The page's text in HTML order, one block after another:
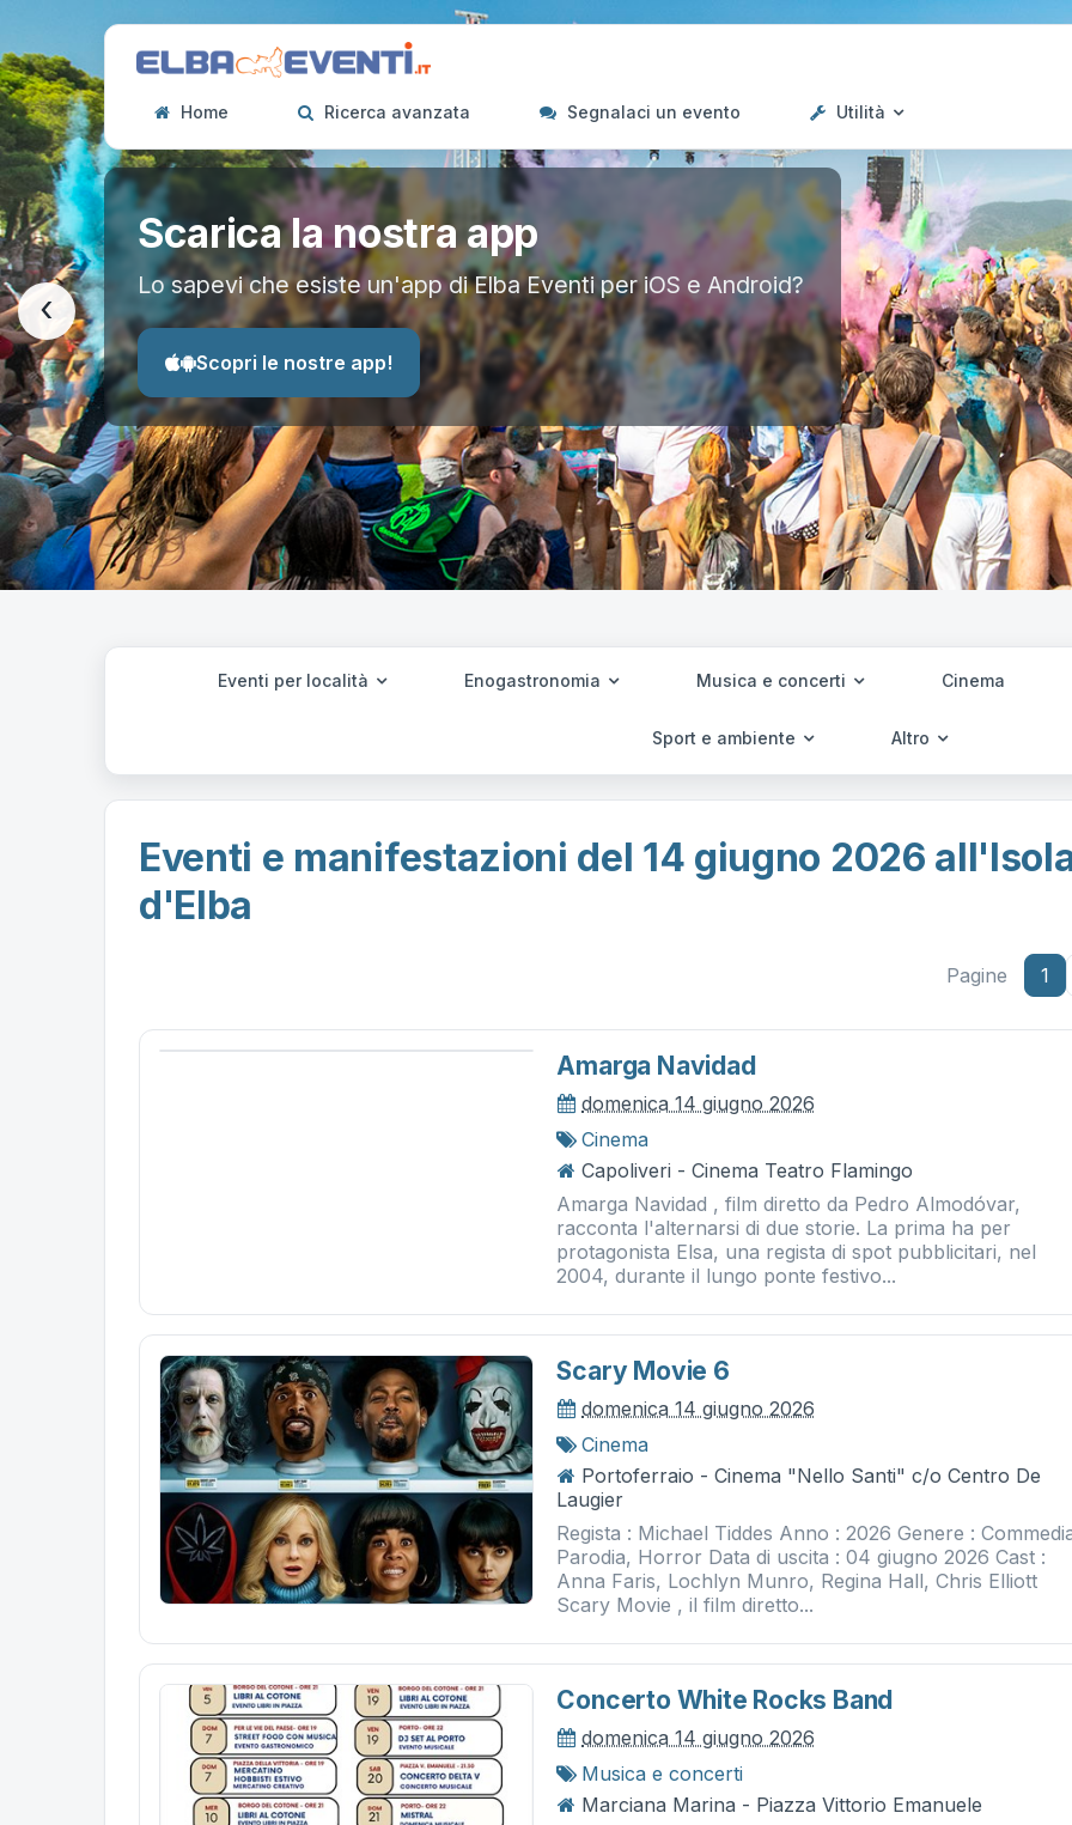
Home Ricerca avanzata Segnalaci un evento Utilità
Scarica la nostra app
Lo sapevi che esiste un'app di Elba Eventi per iOS e Android?
Scopri le nostre app!
‹
Eventi per località Enogastronomia Musica e concerti Cinema
Sport e ambiente Altro
Eventi e manifestazioni del 14 giugno 2026
d'Elba
Pagine 1
Amarga Navidad
domenica 14 giugno 2026
Cinema
Capoliveri - Cinema Teatro Flamingo
Amarga Navidad , film diretto da Pedro Almodóvar,
racconta l'alternarsi di due storie. La prima ha per
protagonista Elsa, una regista di spot pubblicitari, nel
2004, durante il lungo ponte festivo...
Scary Movie 6
domenica 14 giugno 2026
Cinema
Portoferraio - Cinema "Nello Santi" c/o Centro De
Laugier
Regista : Michael Tiddes Anno : 2026 Genere :
Parodia, Horror Data di uscita : 04 giugno 2026 Cast :
Anna Faris, Lochlyn Munro, Regina Hall, Chris Elliott
Scary Movie , il film diretto...
Concerto White Rocks Band
domenica 14 giugno 2026
Musica e concerti
Marciana Marina - Piazza Vittorio Emanuele